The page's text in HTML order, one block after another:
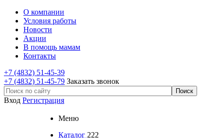
О компании
Условия работы
Новости
Акции
В помощь мамам
Контакты
+7 (4832) 51-45-39
+7 (4832) 51-45-79 Заказать звонок
Вход Регистрация
Меню
Каталог 222